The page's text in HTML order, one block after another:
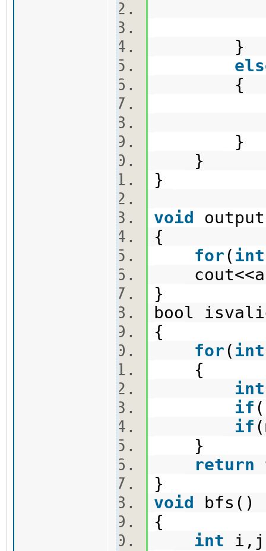
}
{
}
}
}
void
{
for( int
}
bool
{
for( int
{
int
if
if
}
return
}
void
{
int